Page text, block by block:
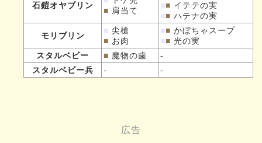
石鎧オヤブリン
■ 肩当て
■■ イテテの実
■■ ハテナの実
モリブリン
■ 尖槍
■ お肉
■■ かぼちゃスープ
■■ 光の実
スタルベビー
■ 魔物の歯
-
スタルベビー兵
- -